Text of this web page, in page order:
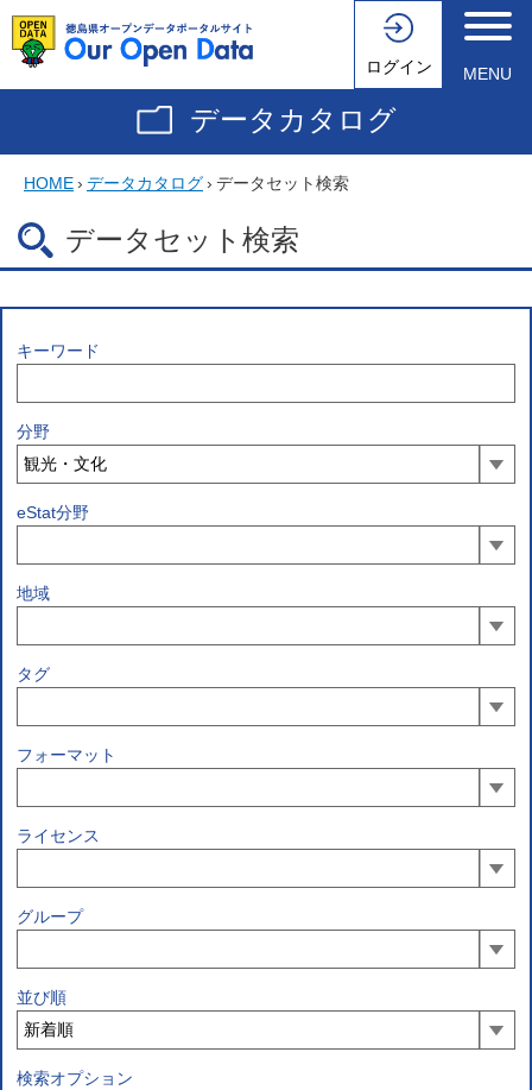
ログイン MENU
データカタログ
HOME› データカタログ› データセット検索
データセット検索
キーワード
分野
eStat分野
地域
タグ
フォーマット
ライセンス
グループ
並び順
検索オプション